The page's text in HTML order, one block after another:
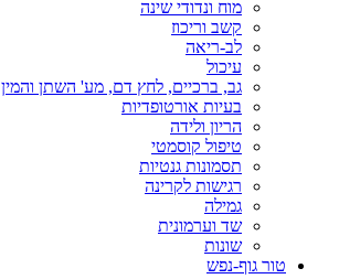
מוח ונדודי שינה
קשב וריכוז
לב-ריאה
עיכול
גב, ברכיים, לחץ דם, מע' השתן והמין
בעיות אורטופדיות
הריון ולידה
טיפול קוסמטי
תסמונות גנטיות
רגישות לקרינה
גמילה
שד וערמונית
שונות
טור גוף-נפש